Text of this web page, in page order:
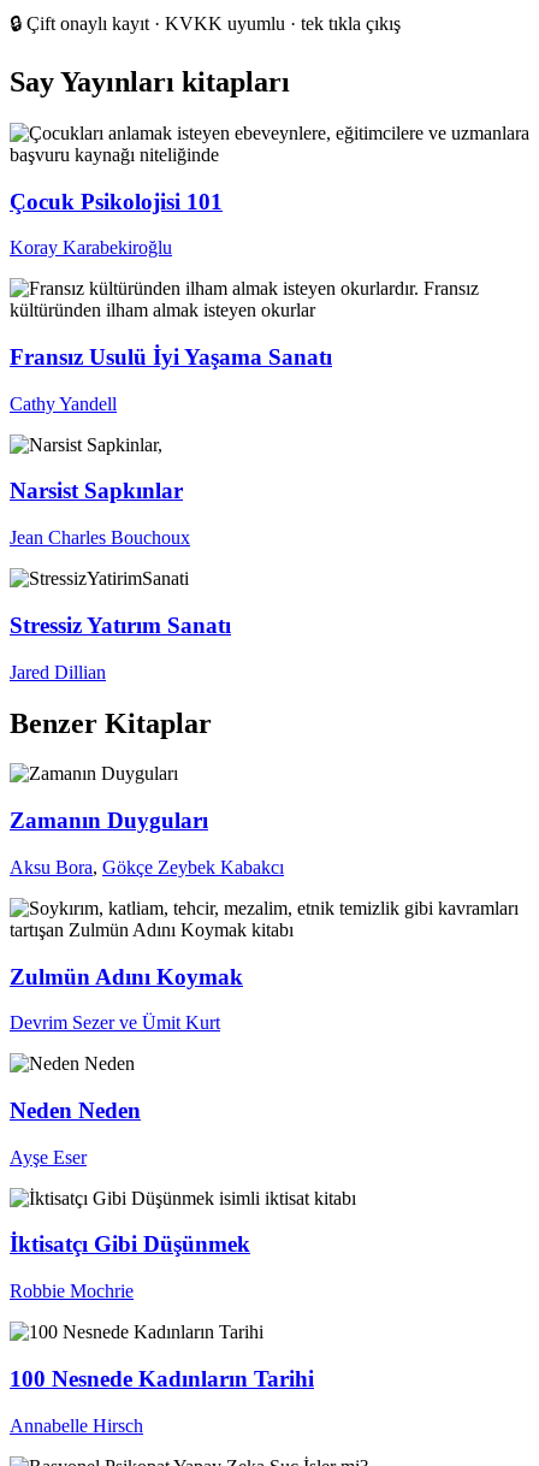
🔒 Çift onaylı kayıt · KVKK uyumlu · tek tıkla çıkış
Say Yayınları kitapları
Çocuk Psikolojisi 101
Koray Karabekiroğlu
Fransız Usulü İyi Yaşama Sanatı
Cathy Yandell
Narsist Sapkınlar
Jean Charles Bouchoux
Stressiz Yatırım Sanatı
Jared Dillian
Benzer Kitaplar
Zamanın Duyguları
Aksu Bora, Gökçe Zeybek Kabakcı
Zulmün Adını Koymak
Devrim Sezer ve Ümit Kurt
Neden Neden
Ayşe Eser
İktisatçı Gibi Düşünmek
Robbie Mochrie
100 Nesnede Kadınların Tarihi
Annabelle Hirsch